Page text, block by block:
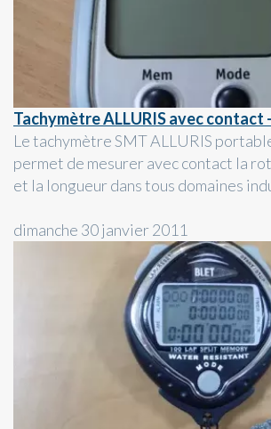
Tachymètre ALLURIS avec contact
Le tachymètre SMT ALLURIS
permet de mesurer avec contact la
et la longueur dans tous domaines
dimanche 30 janvier 2011